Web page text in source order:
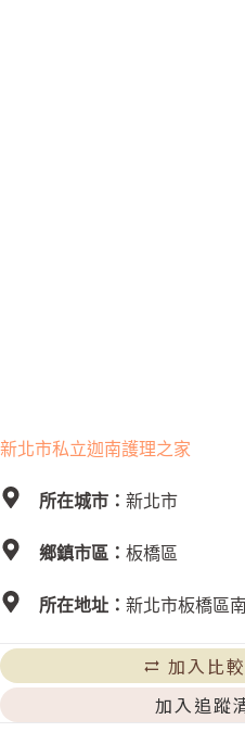
新北市私立迦南護理之家
所在城市： 新北市
鄉鎮市區： 板橋區
所在地址： 新北市板橋區
加入比
加入追蹤